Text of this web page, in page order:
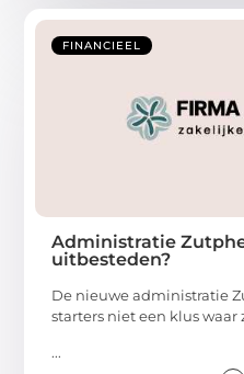
FINANCIEEL
Administratie
uitbesteden?
De nieuwe administratie
starters niet een klus waar
...